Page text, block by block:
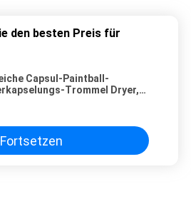
den besten Preis für
Capsul-Paintball-
Trommel Dryer,
Fortsetzen